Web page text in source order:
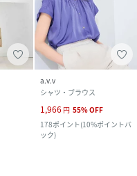
a.v.v
シャツ・ブラウス
1,966 円 55%OFF
178ポイント(10%ポイントバ
ック)